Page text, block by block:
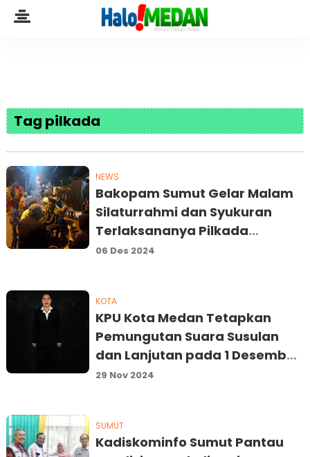
Tag pilkada
NEWS
Bakopam Sumut Gelar Malam
Silaturrahmi dan Syukuran
Terlaksananya Pilkada
Berjalan Aman dan Lancar
06 Des 2024
KOTA
KPU Kota Medan Tetapkan
Pemungutan Suara Susulan
dan Lanjutan pada 1 Desember
2024
29 Nov 2024
SUMUT
Kadiskominfo Sumut Pantau